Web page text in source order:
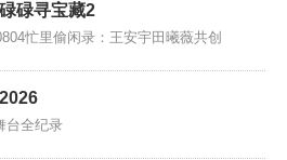
碌寻宝藏2
忙里偷闲录：王安宇田曦薇共创
台全纪录